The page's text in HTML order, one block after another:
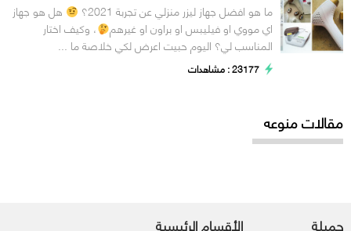
ما هو افضل جهاز ليزر منزلي عن تجربة 2021؟
هل هو جهاز
اي مووي او فيليبس او براون او غيرهم
، وكيف اختار
المناسب لي؟ اليوم حبيت اعرض لكي خلاصة ما ...
23177 : مشاهدات
مقالات منوعه
جميلة الأقسام الرئيسية